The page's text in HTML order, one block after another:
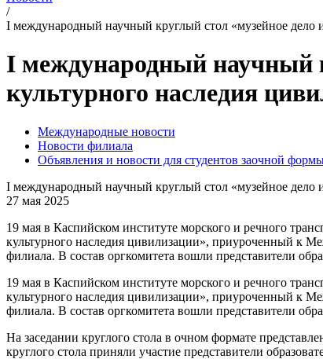
/
I международный научный круглый стол «музейное дело
I международный научный
культурного наследия
Международные новости
Новости филиала
Объявления и новости для студентов заочной
I международный научный круглый стол «музейное дело
27 мая 2025
19 мая в Каспийском институте морского и речного
культурного наследия цивилизации», приуроченный к
филиала. В состав оргкомитета вошли представители
19 мая в Каспийском институте морского и речного
культурного наследия цивилизации», приуроченный к
филиала. В состав оргкомитета вошли представители
На заседании круглого стола в очном формате
круглого стола приняли участие представители